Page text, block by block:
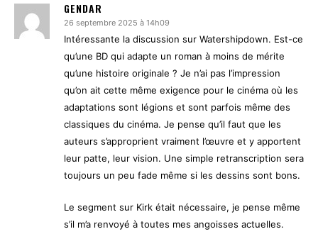
GENDAR
26 septembre 2025 à 14h09
Intéressante la discussion sur Watershipdown. Est-ce
qu’une BD qui adapte un roman à moins de mérite
qu’une histoire originale ? Je n’ai pas l’impression
qu’on ait cette même exigence pour le cinéma où les
adaptations sont légions et sont parfois même des
classiques du cinéma. Je pense qu’il faut que les
auteurs s’approprient vraiment l’œuvre et y apportent
leur patte, leur vision. Une simple retranscription sera
toujours un peu fade même si les dessins sont bons.
Le segment sur Kirk était nécessaire, je pense même
s’il m’a renvoyé à toutes mes angoisses actuelles.